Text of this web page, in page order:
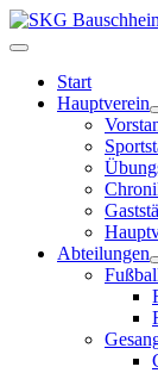
Start
Hauptverein
Abteilungen